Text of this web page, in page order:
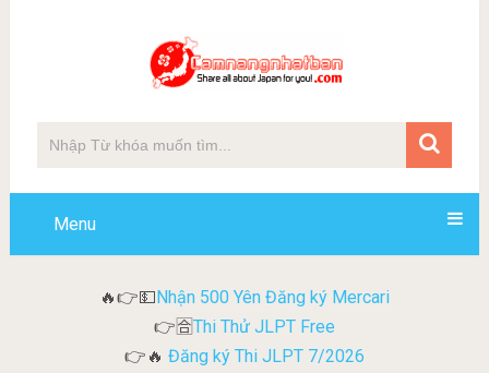
Menu
🔥👉💵Nhận 500 Yên Đăng ký Mercari
👉🈴Thi Thử JLPT Free
👉🔥 Đăng ký Thi JLPT 7/2026